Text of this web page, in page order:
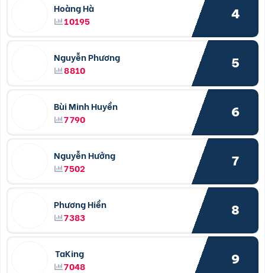
Hoàng Hà
10195
4
Nguyễn Phương
8810
5
Bùi Minh Huyền
7790
6
Nguyễn Hưởng
7502
7
Phương Hiền
7383
8
TaKing
7048
9